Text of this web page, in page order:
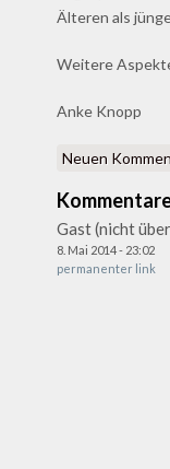
Älteren als
Weitere
Anke Knopp
Neuen
Gast (nicht
8. Mai 2014 - 23:02
permanenter link